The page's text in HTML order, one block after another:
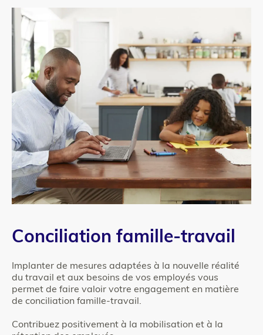
Column
1
Texte
Conciliation famille-travail
Implanter de mesures adaptées à la nouvelle réalité
du travail et aux besoins de vos employés vous
permet de faire valoir votre engagement en matière
de conciliation famille-travail.
Contribuez positivement à la mobilisation et à la
Colonne
2
para_image